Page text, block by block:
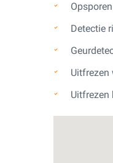
Detectie
Uitfrezen
Uitfrezen